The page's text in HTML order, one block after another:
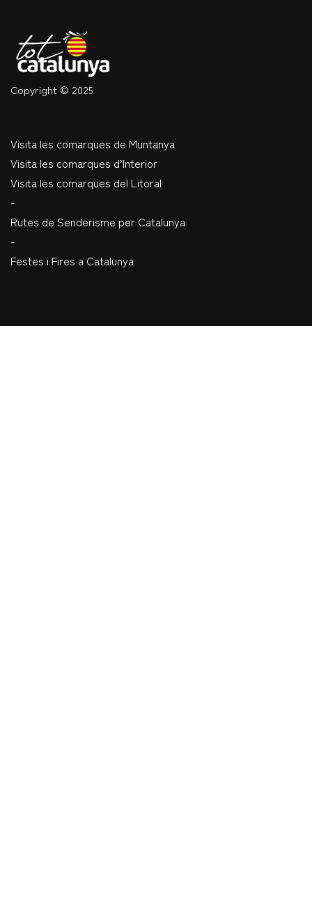
Copyright © 2025
Visita les comarques de Muntanya
Visita les comarques d’Interior
Visita les comarques del Litoral
-
Rutes de Senderisme per Catalunya
-
Festes i Fires a Catalunya